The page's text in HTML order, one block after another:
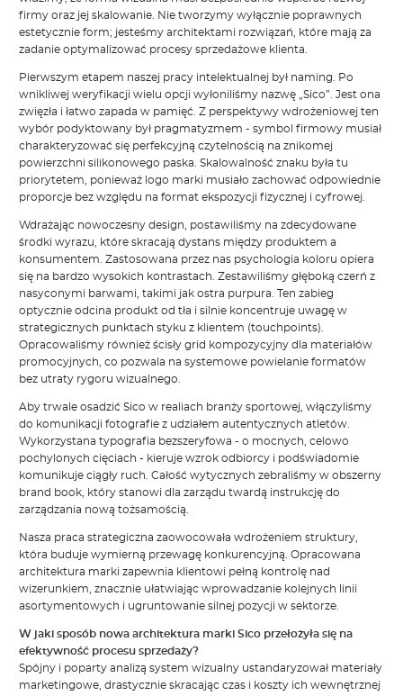
firmy oraz jej skalowanie. Nie tworzymy wyłącznie poprawnych
estetycznie form; jesteśmy architektami rozwiązań, które mają za
zadanie optymalizować procesy sprzedażowe klienta.
Pierwszym etapem naszej pracy intelektualnej był naming. Po
wnikliwej weryfikacji wielu opcji wyłoniliśmy nazwę „Sico”. Jest ona
zwięzła i łatwo zapada w pamięć. Z perspektywy wdrożeniowej ten
wybór podyktowany był pragmatyzmem - symbol firmowy musiał
charakteryzować się perfekcyjną czytelnością na znikomej
powierzchni silikonowego paska. Skalowalność znaku była tu
priorytetem, ponieważ logo marki musiało zachować odpowiednie
proporcje bez względu na format ekspozycji fizycznej i cyfrowej.
Wdrażając nowoczesny design, postawiliśmy na zdecydowane
środki wyrazu, które skracają dystans między produktem a
konsumentem. Zastosowana przez nas psychologia koloru opiera
się na bardzo wysokich kontrastach. Zestawiliśmy głęboką czerń z
nasyconymi barwami, takimi jak ostra purpura. Ten zabieg
optycznie odcina produkt od tła i silnie koncentruje uwagę w
strategicznych punktach styku z klientem (touchpoints).
Opracowaliśmy również ścisły grid kompozycyjny dla materiałów
promocyjnych, co pozwala na systemowe powielanie formatów
bez utraty rygoru wizualnego.
Aby trwale osadzić Sico w realiach branży sportowej, włączyliśmy
do komunikacji fotografie z udziałem autentycznych atletów.
Wykorzystana typografia bezszeryfowa - o mocnych, celowo
pochylonych cięciach - kieruje wzrok odbiorcy i podświadomie
komunikuje ciągły ruch. Całość wytycznych zebraliśmy w obszerny
brand book, który stanowi dla zarządu twardą instrukcję do
zarządzania nową tożsamością.
Nasza praca strategiczna zaowocowała wdrożeniem struktury,
która buduje wymierną przewagę konkurencyjną. Opracowana
architektura marki zapewnia klientowi pełną kontrolę nad
wizerunkiem, znacznie ułatwiając wprowadzanie kolejnych linii
asortymentowych i ugruntowanie silnej pozycji w sektorze.
W jaki sposób nowa architektura marki Sico przełożyła się na
efektywność procesu sprzedaży?
Spójny i poparty analizą system wizualny ustandaryzował materiały
marketingowe, drastycznie skracając czas i koszty ich wewnętrznej